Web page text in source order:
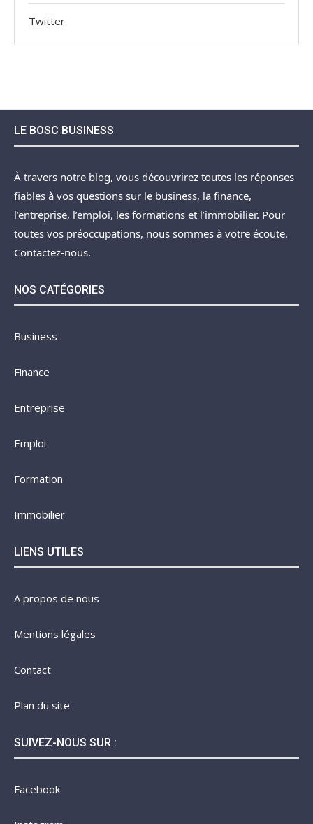
Twitter
LE BOSC BUSINESS
À travers notre blog, vous découvrirez toutes les réponses
fiables à vos questions sur le business, la finance,
l’entreprise, l’emploi, les formations et l’immobilier. Pour
toutes vos préoccupations, nous sommes à votre écoute.
Contactez-nous.
NOS CATÉGORIES
Business
Finance
Entreprise
Emploi
Formation
Immobilier
LIENS UTILES
A propos de nous
Mentions légales
Contact
Plan du site
SUIVEZ-NOUS SUR :
Facebook